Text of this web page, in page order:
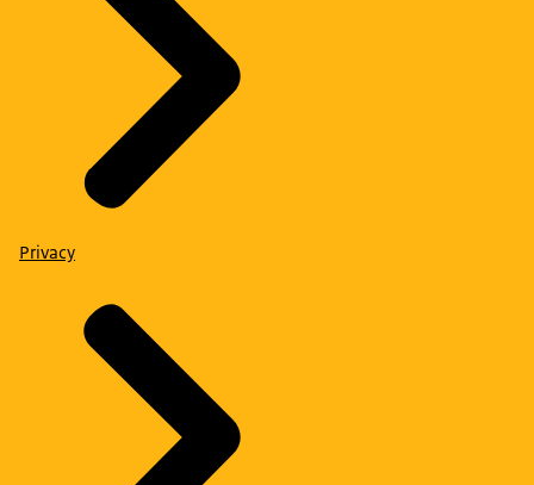
Privacy